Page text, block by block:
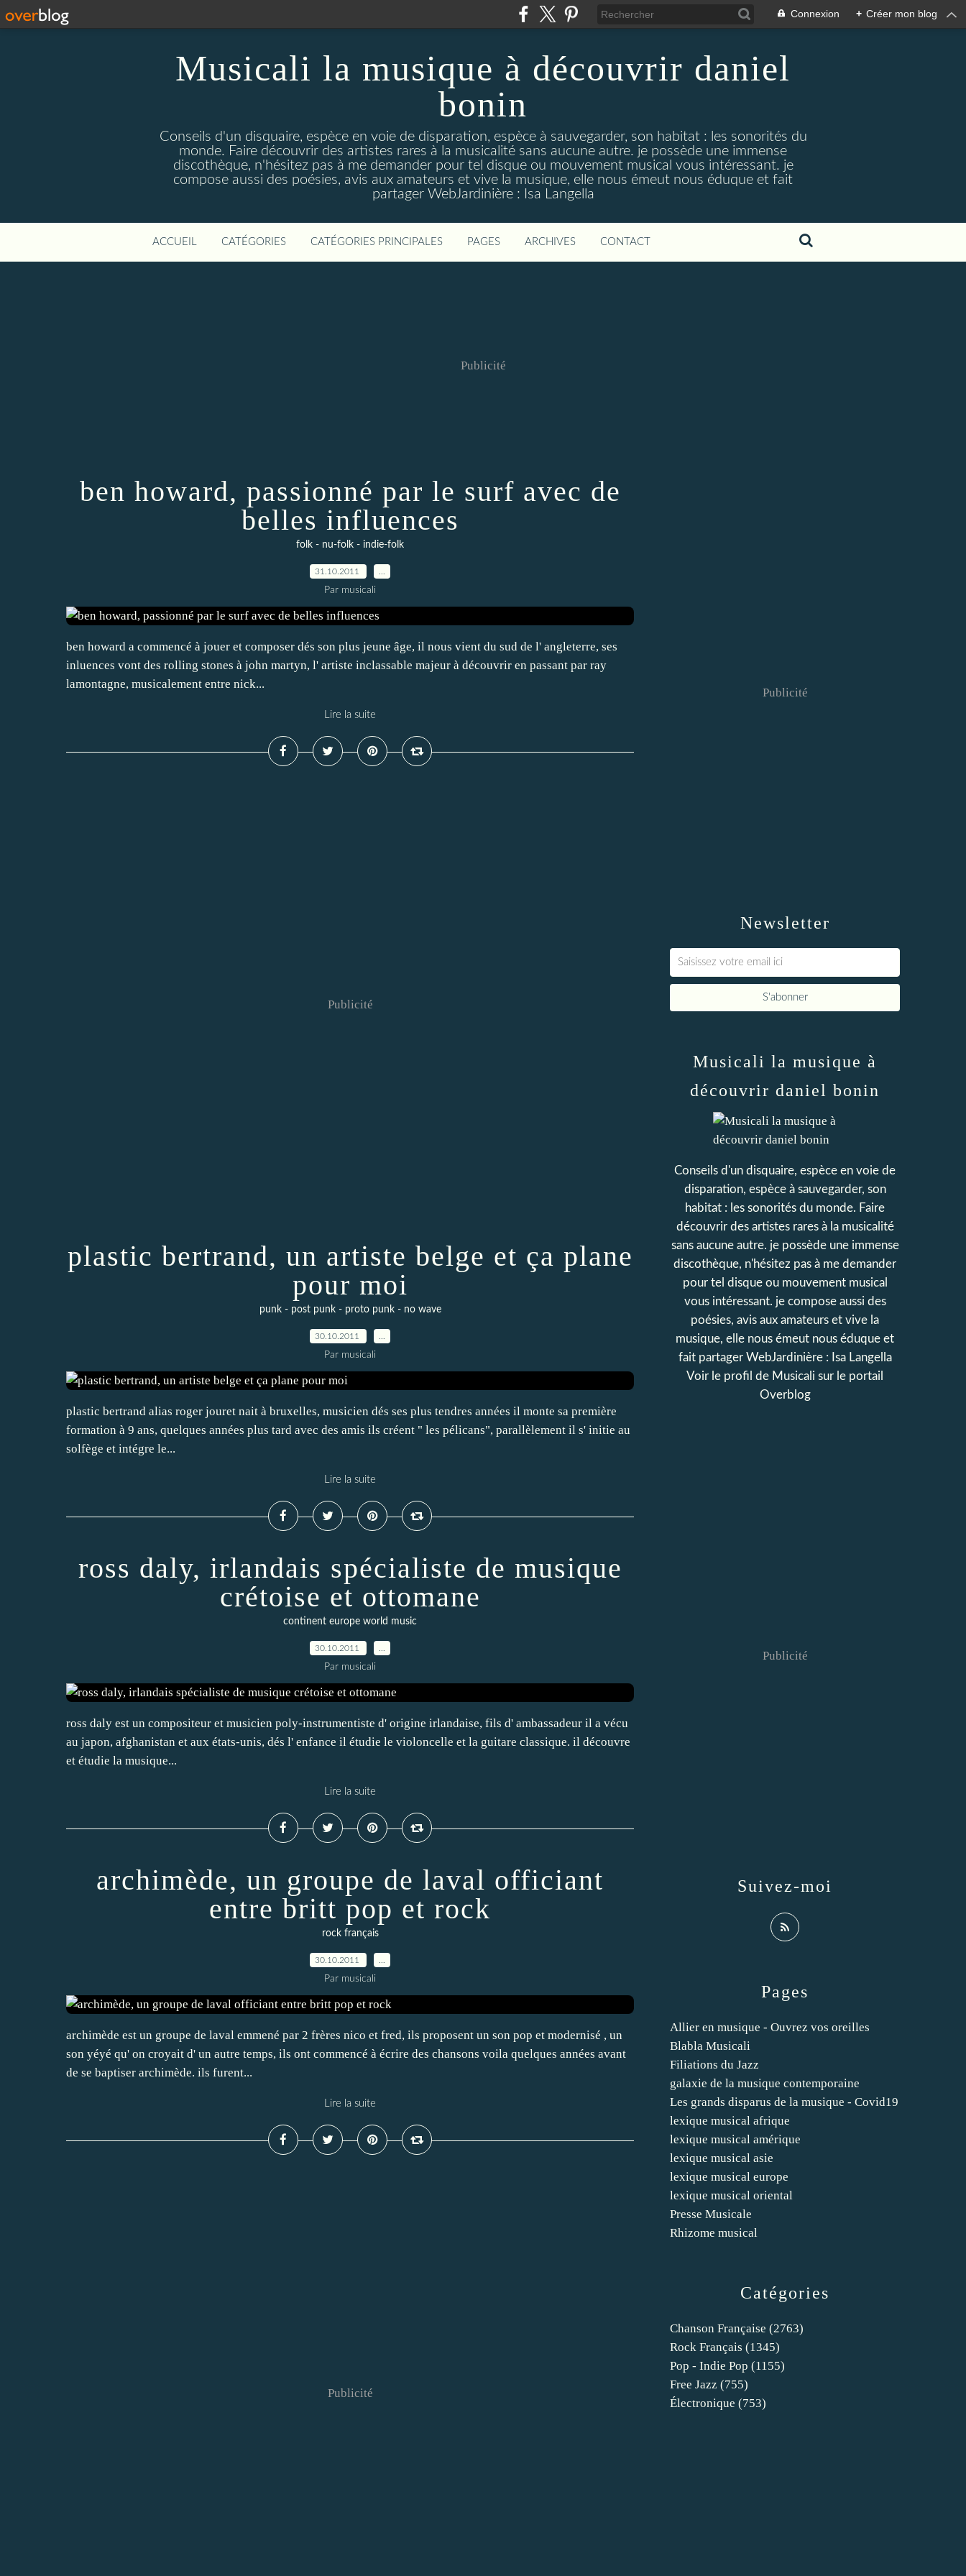
Connexion + Créer mon blog
Musicali la musique à découvrir daniel
bonin
Conseils d'un disquaire, espèce en voie de disparation, espèce à sauvegarder, son habitat : les sonorités du
monde. Faire découvrir des artistes rares à la musicalité sans aucune autre. je possède une immense
discothèque, n'hésitez pas à me demander pour tel disque ou mouvement musical vous intéressant. je
compose aussi des poésies, avis aux amateurs et vive la musique, elle nous émeut nous éduque et fait
partager WebJardinière : Isa Langella
ACCUEIL CATÉGORIES CATÉGORIES PRINCIPALES PAGES ARCHIVES CONTACT
Publicité
ben howard, passionné par le surf avec de
belles influences
folk - nu-folk - indie-folk
31.10.2011
Par musicali
ben howard a commencé à jouer et composer dés son plus jeune âge, il nous vient du sud de l' angleterre, ses
inluences vont des rolling stones à john martyn, l' artiste inclassable majeur à découvrir en passant par ray
lamontagne, musicalement entre nick...
Lire la suite
Publicité
plastic bertrand, un artiste belge et ça plane
pour moi
punk - post punk - proto punk - no wave
30.10.2011
Par musicali
plastic bertrand alias roger jouret nait à bruxelles, musicien dés ses plus tendres années il monte sa première
formation à 9 ans, quelques années plus tard avec des amis ils créent " les pélicans", parallèlement il s' initie au
solfège et intégre le...
Lire la suite
ross daly, irlandais spécialiste de musique
crétoise et ottomane
continent europe world music
30.10.2011
Par musicali
ross daly est un compositeur et musicien poly-instrumentiste d' origine irlandaise, fils d' ambassadeur il a vécu
au japon, afghanistan et aux états-unis, dés l' enfance il étudie le violoncelle et la guitare classique. il découvre
et étudie la musique...
Lire la suite
archimède, un groupe de laval officiant
entre britt pop et rock
rock français
30.10.2011
Par musicali
archimède est un groupe de laval emmené par 2 frères nico et fred, ils proposent un son pop et modernisé , un
son yéyé qu' on croyait d' un autre temps, ils ont commencé à écrire des chansons voila quelques années avant
de se baptiser archimède. ils furent...
Lire la suite
Publicité
Newsletter
Publicité
Catégories
Chanson Française (2763)
Rock Français (1345)
Pop - Indie Pop (1155)
Free Jazz (755)
Électronique (753)
Pages
Allier en musique - Ouvrez vos oreilles
Blabla Musicali
Filiations du Jazz
galaxie de la musique contemporaine
Les grands disparus de la musique - Covid19
lexique musical afrique
lexique musical amérique
lexique musical asie
lexique musical europe
lexique musical oriental
Presse Musicale
Rhizome musical
Musicali la musique à
découvrir daniel bonin
Conseils d'un disquaire, espèce en voie de
disparation, espèce à sauvegarder, son
habitat : les sonorités du monde. Faire
découvrir des artistes rares à la musicalité
sans aucune autre. je possède une immense
discothèque, n'hésitez pas à me demander
pour tel disque ou mouvement musical
vous intéressant. je compose aussi des
poésies, avis aux amateurs et vive la
musique, elle nous émeut nous éduque et
fait partager WebJardinière : Isa Langella
Voir le profil de Musicali sur le portail
Overblog
Suivez-moi
Publicité